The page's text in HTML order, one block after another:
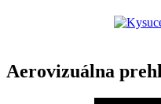
Aerovizuálna